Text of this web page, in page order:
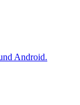
Android.